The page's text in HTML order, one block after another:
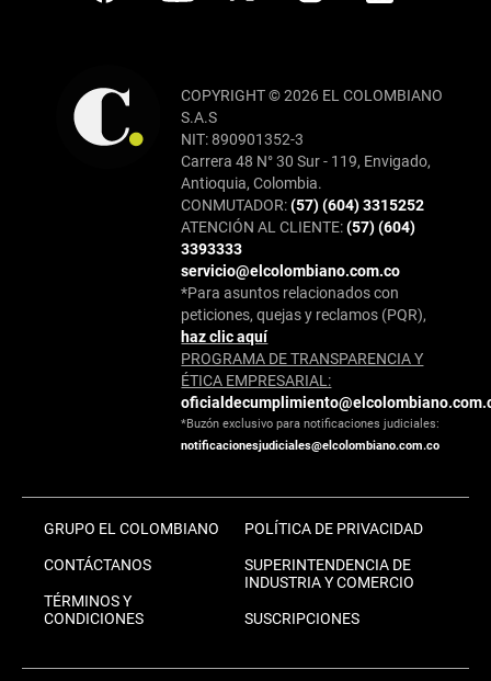
COPYRIGHT © 2026 EL COLOMBIANO
S.A.S
NIT: 890901352-3
Carrera 48 N° 30 Sur - 119, Envigado,
Antioquia, Colombia.
CONMUTADOR:(57) (604) 3315252
ATENCIÓN AL CLIENTE:(57) (604)
3393333
servicio@elcolombiano.com.co
*Para asuntos relacionados con
peticiones, quejas y reclamos (PQR),
haz clic aquí
PROGRAMA DE TRANSPARENCIA Y
ÉTICA EMPRESARIAL:
*Buzón exclusivo para notificaciones judiciales:
notificacionesjudiciales@elcolombiano.com.co
GRUPO EL COLOMBIANO
CONTÁCTANOS
TÉRMINOS Y
CONDICIONES
POLÍTICA DE PRIVACIDAD
SUPERINTENDENCIA DE
INDUSTRIA Y COMERCIO
SUSCRIPCIONES